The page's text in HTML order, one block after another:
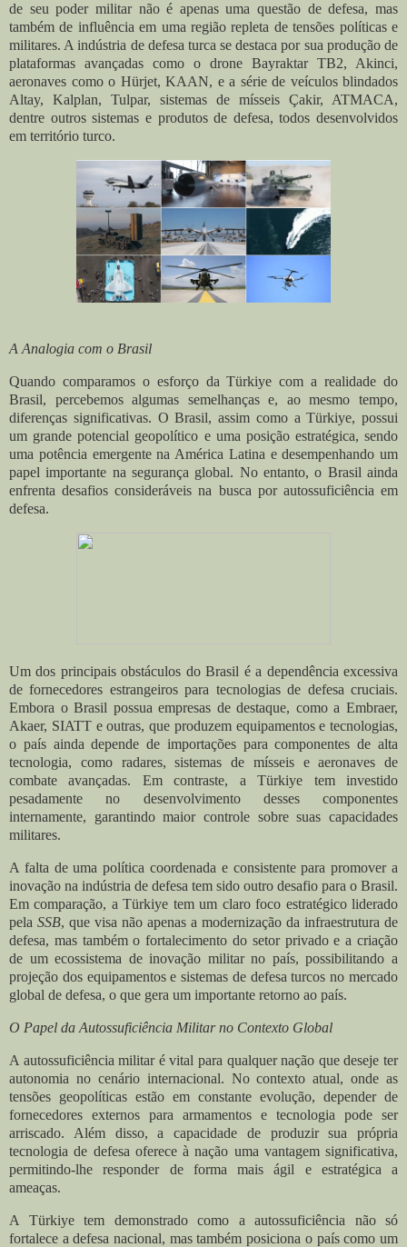
de seu poder militar não é apenas uma questão de defesa, mas
também de influência em uma região repleta de tensões políticas e
militares. A indústria de defesa turca se destaca por sua produção de
plataformas avançadas como o drone Bayraktar TB2, Akinci,
aeronaves como o Hürjet, KAAN, e a série de veículos blindados
Altay, Kalplan, Tulpar, sistemas de mísseis Çakir, ATMACA,
dentre outros sistemas e produtos de defesa, todos desenvolvidos
em território turco.
A Analogia com o Brasil
Quando comparamos o esforço da Türkiye com a realidade do
Brasil, percebemos algumas semelhanças e, ao mesmo tempo,
diferenças significativas. O Brasil, assim como a Türkiye, possui
um grande potencial geopolítico e uma posição estratégica, sendo
uma potência emergente na América Latina e desempenhando um
papel importante na segurança global. No entanto, o Brasil ainda
enfrenta desafios consideráveis na busca por autossuficiência em
defesa.
Um dos principais obstáculos do Brasil é a dependência excessiva
de fornecedores estrangeiros para tecnologias de defesa cruciais.
Embora o Brasil possua empresas de destaque, como a Embraer,
Akaer, SIATT e outras, que produzem equipamentos e tecnologias,
o país ainda depende de importações para componentes de alta
tecnologia, como radares, sistemas de mísseis e aeronaves de
combate avançadas. Em contraste, a Türkiye tem investido
pesadamente no desenvolvimento desses componentes
internamente, garantindo maior controle sobre suas capacidades
militares.
A falta de uma política coordenada e consistente para promover a
inovação na indústria de defesa tem sido outro desafio para o Brasil.
Em comparação, a Türkiye tem um claro foco estratégico liderado
pela SSB, que visa não apenas a modernização da infraestrutura de
defesa, mas também o fortalecimento do setor privado e a criação
de um ecossistema de inovação militar no país, possibilitando a
projeção dos equipamentos e sistemas de defesa turcos no mercado
global de defesa, o que gera um importante retorno ao país.
O Papel da Autossuficiência Militar no Contexto Global
A autossuficiência militar é vital para qualquer nação que deseje ter
autonomia no cenário internacional. No contexto atual, onde as
tensões geopolíticas estão em constante evolução, depender de
fornecedores externos para armamentos e tecnologia pode ser
arriscado. Além disso, a capacidade de produzir sua própria
tecnologia de defesa oferece à nação uma vantagem significativa,
permitindo-lhe responder de forma mais ágil e estratégica a
ameaças.
A Türkiye tem demonstrado como a autossuficiência não só
fortalece a defesa nacional, mas também posiciona o país como um